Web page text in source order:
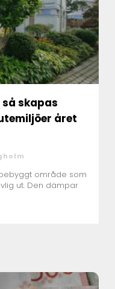
året
område som
ut. Den dämpar